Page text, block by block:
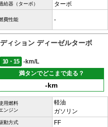
給器（ターボ） ターボ
費性能 -
ィション ディーゼルターボ
10・15
-km/L
満タンでどこまで走る？
-km
用燃料
ンジン
軽油
ガソリン
動方式 FF